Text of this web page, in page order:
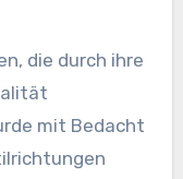
die durch ihre
mit Bedacht